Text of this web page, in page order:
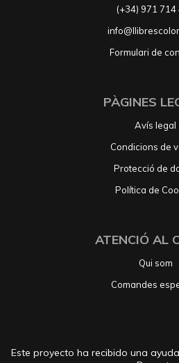
(+34) 971 714
Formulari de
PÀGINES
Avís legal
Condicions de
Protecció de
Política de
ATENCIÓ AL
Qui som
Comandes
Este proyecto ha recibido una